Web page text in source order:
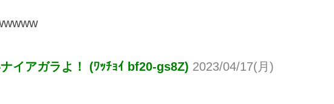
イアガラよ！ (ﾜｯﾁｮｲ bf20-gs8Z) 2023/04/17(月)